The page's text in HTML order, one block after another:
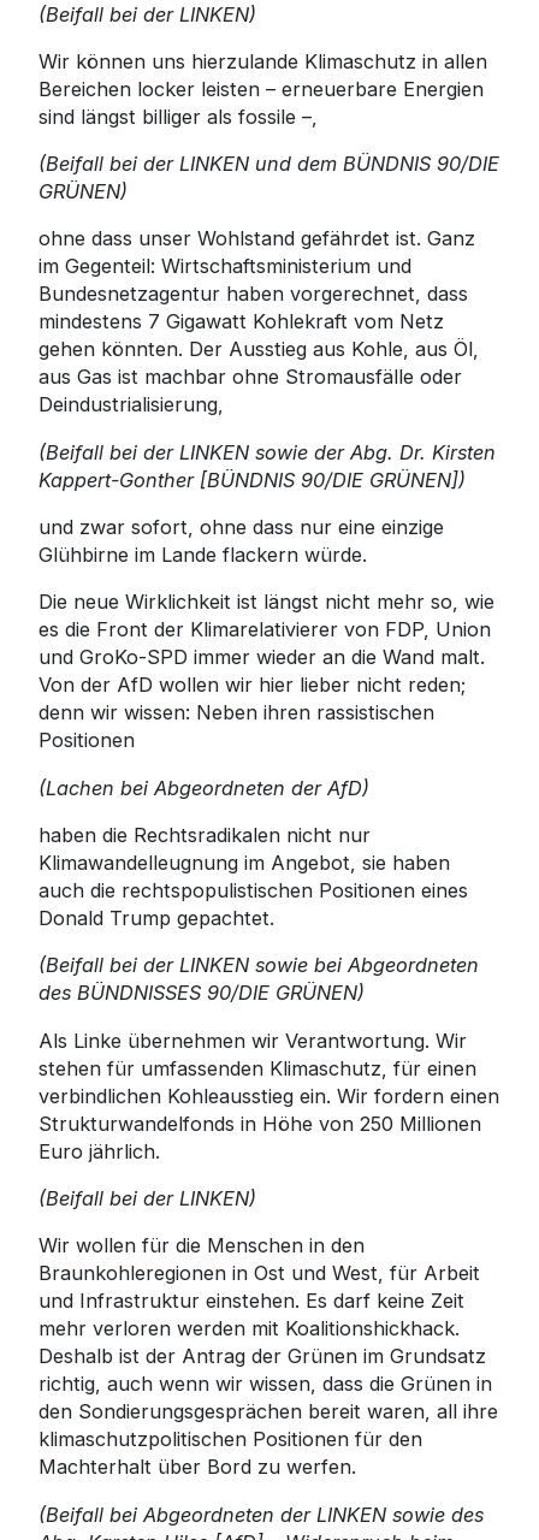
(Beifall bei der LINKEN)
Wir können uns hierzulande Klimaschutz in allen
Bereichen locker leisten – erneuerbare Energien
sind längst billiger als fossile –,
(Beifall bei der LINKEN und dem BÜNDNIS 90/DIE
GRÜNEN)
ohne dass unser Wohlstand gefährdet ist. Ganz
im Gegenteil: Wirtschaftsministerium und
Bundesnetzagentur haben vorgerechnet, dass
mindestens 7 Gigawatt Kohlekraft vom Netz
gehen könnten. Der Ausstieg aus Kohle, aus Öl,
aus Gas ist machbar ohne Stromausfälle oder
Deindustrialisierung,
(Beifall bei der LINKEN sowie der Abg. Dr. Kirsten
Kappert-Gonther [BÜNDNIS 90/DIE GRÜNEN])
und zwar sofort, ohne dass nur eine einzige
Glühbirne im Lande flackern würde.
Die neue Wirklichkeit ist längst nicht mehr so, wie
es die Front der Klimarelativierer von FDP, Union
und GroKo-SPD immer wieder an die Wand malt.
Von der AfD wollen wir hier lieber nicht reden;
denn wir wissen: Neben ihren rassistischen
Positionen
(Lachen bei Abgeordneten der AfD)
haben die Rechtsradikalen nicht nur
Klimawandelleugnung im Angebot, sie haben
auch die rechtspopulistischen Positionen eines
Donald Trump gepachtet.
(Beifall bei der LINKEN sowie bei Abgeordneten
des BÜNDNISSES 90/DIE GRÜNEN)
Als Linke übernehmen wir Verantwortung. Wir
stehen für umfassenden Klimaschutz, für einen
verbindlichen Kohleausstieg ein. Wir fordern einen
Strukturwandelfonds in Höhe von 250 Millionen
Euro jährlich.
(Beifall bei der LINKEN)
Wir wollen für die Menschen in den
Braunkohleregionen in Ost und West, für Arbeit
und Infrastruktur einstehen. Es darf keine Zeit
mehr verloren werden mit Koalitionshickhack.
Deshalb ist der Antrag der Grünen im Grundsatz
richtig, auch wenn wir wissen, dass die Grünen in
den Sondierungsgesprächen bereit waren, all ihre
klimaschutzpolitischen Positionen für den
Machterhalt über Bord zu werfen.
(Beifall bei Abgeordneten der LINKEN sowie des